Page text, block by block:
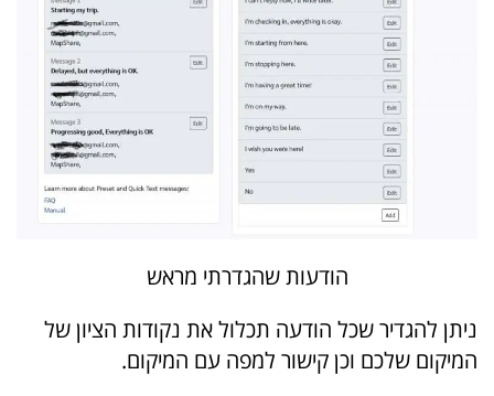
הודעות שהגדרתי מראש
ניתן להגדיר שכל הודעה תכלול את נקודות הציון של
המיקום שלכם וכן קישור למפה עם המיקום.